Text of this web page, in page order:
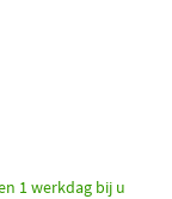
1 werkdag bij u